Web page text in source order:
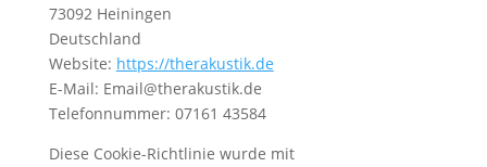
73092 Heiningen
Deutschland
Website: https://therakustik.de
E-Mail: Email@therakustik.de
Telefonnummer: 07161 43584
Diese Cookie-Richtlinie wurde mit